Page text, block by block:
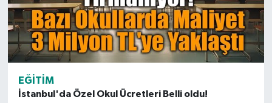
EĞITIM
İstanbul'da Özel Okul Ücretleri Belli oldu!